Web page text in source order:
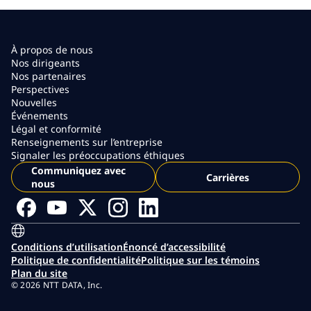
À propos de nous
Nos dirigeants
Nos partenaires
Perspectives
Nouvelles
Événements
Légal et conformité
Renseignements sur l’entreprise
Signaler les préoccupations éthiques
Communiquez avec
nous
Carrières
Conditions d’utilisationÉnoncé d’accessibilité
Politique de confidentialitéPolitique sur les témoins
Plan du site
© 2026 NTT DATA, Inc.